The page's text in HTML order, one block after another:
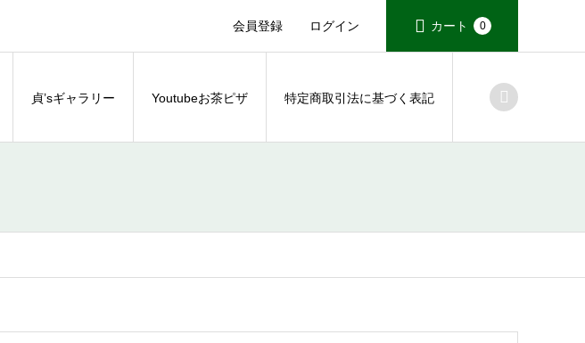
会員登録 ログイン カート 0
貞’sギャラリー Youtubeお茶ピザ 特定商取引法に基づく表記